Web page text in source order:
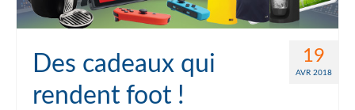
19
AVR 2018
Des cadeaux qui
rendent foot !